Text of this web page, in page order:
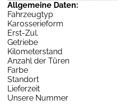
Allgemeine Daten:
Fahrzeugtyp
Karosserieform
Erst-Zul.
Getriebe
Kilometerstand
Anzahl der Türen
Farbe
Standort
Lieferzeit
Unsere Nummer